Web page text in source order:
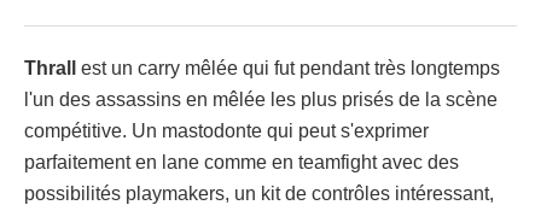
Thrall
est un carry mêlée qui fut pendant très longtemps
l'un des assassins en mêlée les plus prisés de la scène
compétitive. Un mastodonte qui peut s'exprimer
parfaitement en lane comme en teamfight avec des
possibilités playmakers, un kit de contrôles intéressant,